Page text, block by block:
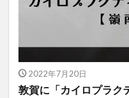
2022年7月20日
敦賀に「カイロプラク